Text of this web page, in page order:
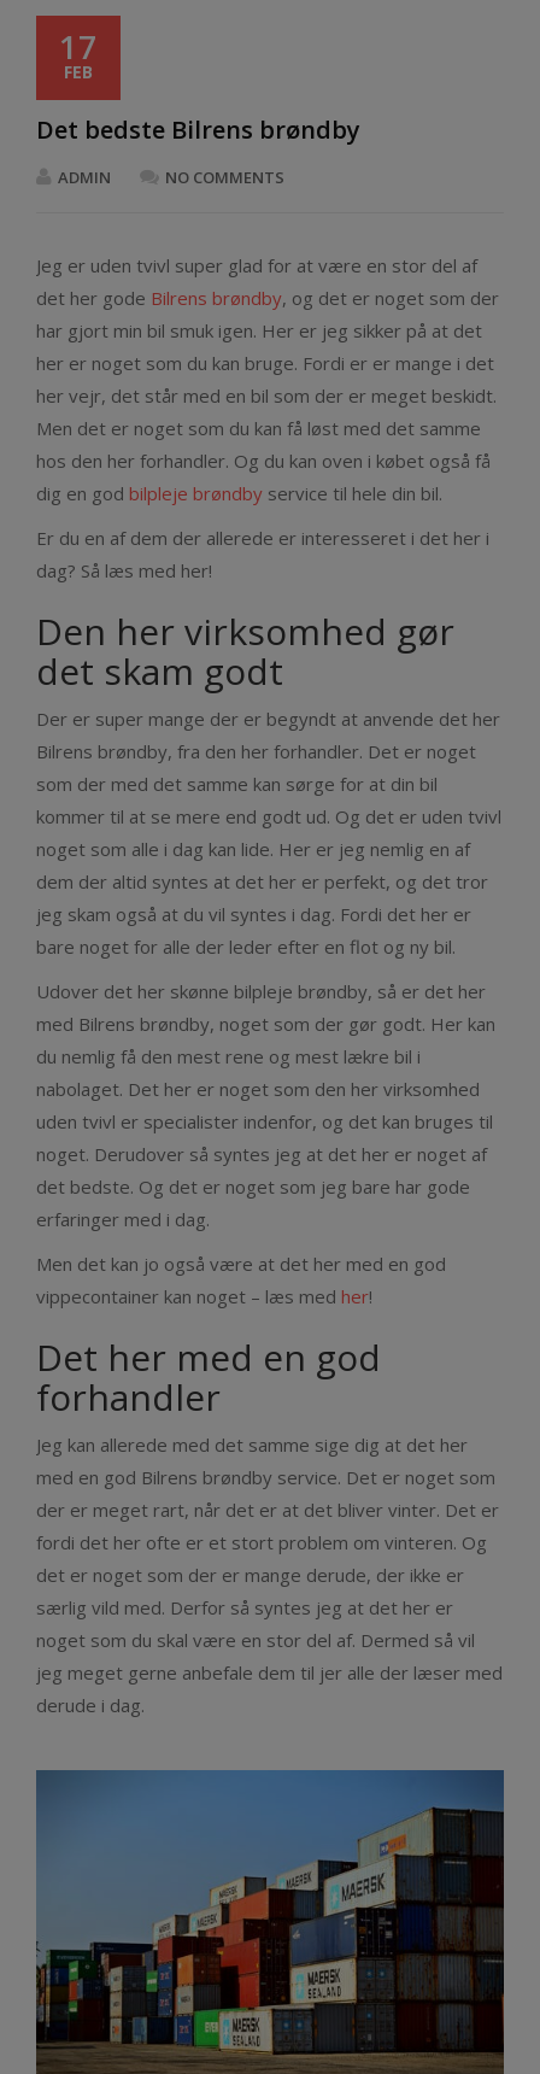
17
FEB
Det bedste Bilrens brøndby
ADMIN NO COMMENTS
Jeg er uden tvivl super glad for at være en stor del af
det her gode Bilrens brøndby, og det er noget som der
har gjort min bil smuk igen. Her er jeg sikker på at det
her er noget som du kan bruge. Fordi er er mange i det
her vejr, det står med en bil som der er meget beskidt.
Men det er noget som du kan få løst med det samme
hos den her forhandler. Og du kan oven i købet også få
dig en god bilpleje brøndby service til hele din bil.
Er du en af dem der allerede er interesseret i det her i
dag? Så læs med her!
Den her virksomhed gør
det skam godt
Der er super mange der er begyndt at anvende det her
Bilrens brøndby, fra den her forhandler. Det er noget
som der med det samme kan sørge for at din bil
kommer til at se mere end godt ud. Og det er uden tvivl
noget som alle i dag kan lide. Her er jeg nemlig en af
dem der altid syntes at det her er perfekt, og det tror
jeg skam også at du vil syntes i dag. Fordi det her er
bare noget for alle der leder efter en flot og ny bil.
Udover det her skønne bilpleje brøndby, så er det her
med Bilrens brøndby, noget som der gør godt. Her kan
du nemlig få den mest rene og mest lækre bil i
nabolaget. Det her er noget som den her virksomhed
uden tvivl er specialister indenfor, og det kan bruges til
noget. Derudover så syntes jeg at det her er noget af
det bedste. Og det er noget som jeg bare har gode
erfaringer med i dag.
Men det kan jo også være at det her med en god
vippecontainer kan noget – læs med her!
Det her med en god
forhandler
Jeg kan allerede med det samme sige dig at det her
med en god Bilrens brøndby service. Det er noget som
der er meget rart, når det er at det bliver vinter. Det er
fordi det her ofte er et stort problem om vinteren. Og
det er noget som der er mange derude, der ikke er
særlig vild med. Derfor så syntes jeg at det her er
noget som du skal være en stor del af. Dermed så vil
jeg meget gerne anbefale dem til jer alle der læser med
derude i dag.